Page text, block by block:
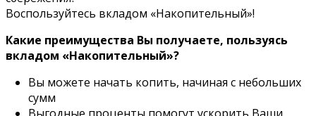
Воспользуйтесь вкладом «Накопительный»!
Какие преимущества Вы получаете, пользуясь
вкладом «Накопительный»?
Вы можете начать копить, начиная с небольших
сумм